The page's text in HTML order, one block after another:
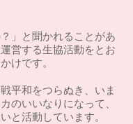
」と聞かれることがあ
営する生協活動をとお
けです。
平和をつらぬき、いま
のいいなりになって、
と活動しています。